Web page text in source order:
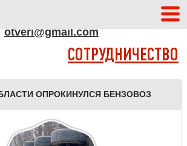
otveri@gmail.com
СОТРУДНИЧЕСТВО
ОПРОКИНУЛСЯ БЕНЗОВОЗ